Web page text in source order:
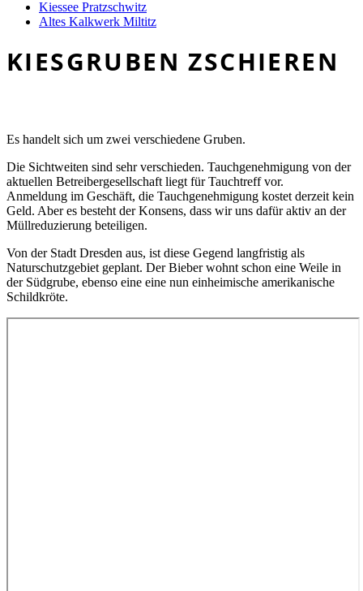
Kiessee Pratzschwitz
Altes Kalkwerk Miltitz
KIESGRUBEN ZSCHIEREN
Es handelt sich um zwei verschiedene Gruben.
Die Sichtweiten sind sehr verschieden. Tauchgenehmigung von der
aktuellen Betreibergesellschaft liegt für Tauchtreff vor.
Anmeldung im Geschäft, die Tauchgenehmigung kostet derzeit kein
Geld. Aber es besteht der Konsens, dass wir uns dafür aktiv an der
Müllreduzierung beteiligen.
Von der Stadt Dresden aus, ist diese Gegend langfristig als
Naturschutzgebiet geplant. Der Bieber wohnt schon eine Weile in
der Südgrube, ebenso eine eine nun einheimische amerikanische
Schildkröte.